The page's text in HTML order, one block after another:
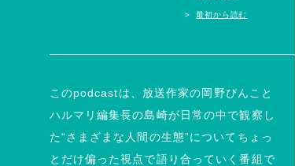
最初から読む
このpodcastは、放送作家の岡野ぴんこと
ハルマリ編集長の島崎が日常の中で観察し
た“さまざまな人間の生態”についてちょっ
とだけ偏った視点で語り合っていく番組で